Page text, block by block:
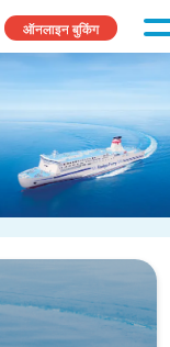
ऑनलाइन बुकिंग